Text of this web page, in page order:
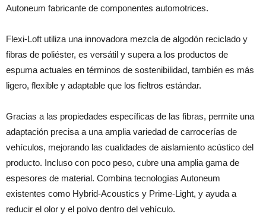
Autoneum fabricante de componentes automotrices.
Flexi-Loft utiliza una innovadora mezcla de algodón reciclado y
fibras de poliéster, es versátil y supera a los productos de
espuma actuales en términos de sostenibilidad, también es más
ligero, flexible y adaptable que los fieltros estándar.
Gracias a las propiedades específicas de las fibras, permite una
adaptación precisa a una amplia variedad de carrocerías de
vehículos, mejorando las cualidades de aislamiento acústico del
producto. Incluso con poco peso, cubre una amplia gama de
espesores de material. Combina tecnologías Autoneum
existentes como Hybrid-Acoustics y Prime-Light, y ayuda a
reducir el olor y el polvo dentro del vehículo.